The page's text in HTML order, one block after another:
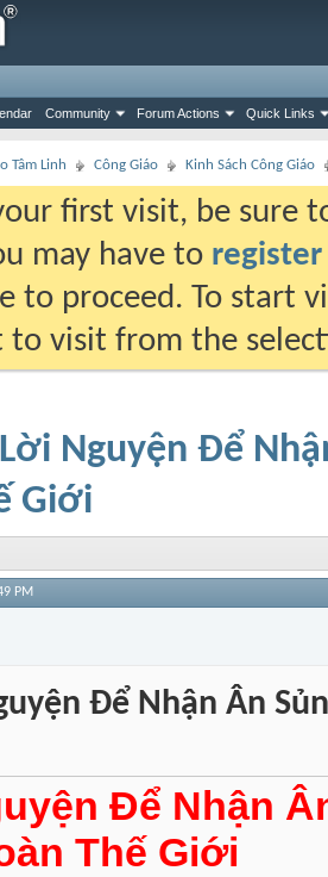
Community Forum Actions Quick Links
Tâm Linh Công Giáo Kinh Sách Công Giáo
first visit, be sure
may have to register
to proceed. To start
to visit from the
Lời Nguyện Ðể
Giới
PM
Ðể Nhận Ân
Ðể Nhận
Thế Giới